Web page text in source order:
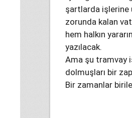
şartlarda işlerine
zorunda kalan
hem halkın
yazılacak.
Ama şu tramvay
dolmuşları bir
Bir zamanlar